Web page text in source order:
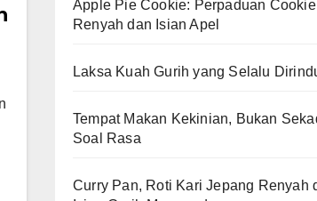
Apple Pie Cookie: Perpaduan Cookie
Renyah dan Isian Apel
Laksa Kuah Gurih yang Selalu
Tempat Makan Kekinian, Bukan
Soal Rasa
Curry Pan, Roti Kari Jepang Renyah